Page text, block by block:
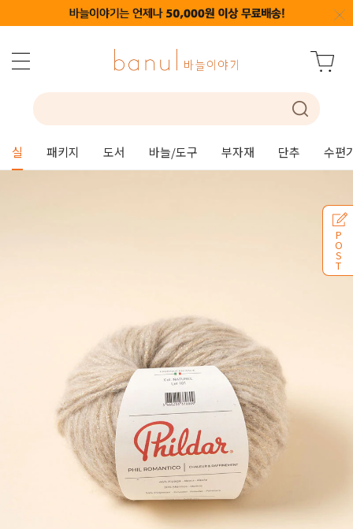
실 패키지 도서 바늘/도구 부자재 단추 수편
P
O
S
T